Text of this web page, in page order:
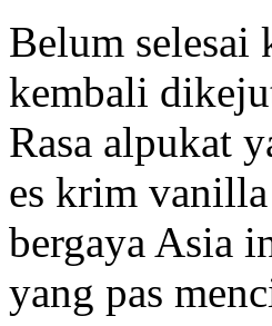
Belum selesai
kembali
Rasa alpukat
es krim
bergaya Asia
yang pas